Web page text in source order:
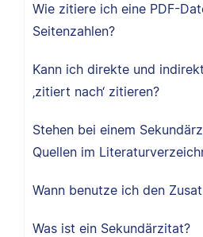
Wie zitiere ich eine PDF-
Seitenzahlen?
Kann ich direkte und
‚zitiert nach‘ zitieren?
Stehen bei einem
Quellen im
Wann benutze ich den
Was ist ein Sekundärzitat?